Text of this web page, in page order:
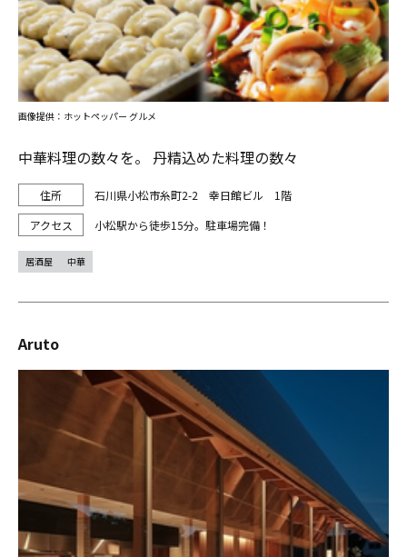
中華料理の数々を。 丹精込めた料理の数々
石川県小松市糸町2-2 幸日館ビル 1階
小松駅から徒歩15分。駐車場完備！
画像提供：ホットペッパー グルメ
居酒屋 中華
Aruto